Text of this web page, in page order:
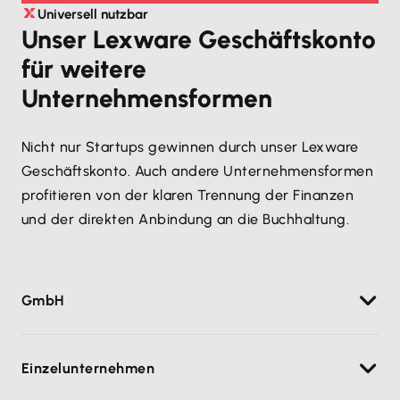
mit allen Funktionen.
Solltest du noch weitere Fragen haben, unse
Kundenservice ist 24/7 für dich da – per Chat, E-
Mail oder Telefon. So bekommst du jederzeit
Geschäftskonto oder die Buchhaltungssoftware.
Wenn du zu Lexware von einem Konto wechseln
möchtest, unterstützt dich unser
Kontowechselserviceund alle Daueraufträge,
Nacharbeiten
Universell nutzbar
Unser Lexware Geschäftskonto
für weitere
Unternehmensformen
Nicht nur Startups gewinnen durch unser Lexware
Geschäftskonto. Auch andere Unternehmensformen
profitieren von der klaren Trennung der Finanzen
und der direkten Anbindung an die Buchhaltung.
GmbH
Geschäftskonto gesetzlich verpflichtend. Mit
Einzelunternehmen